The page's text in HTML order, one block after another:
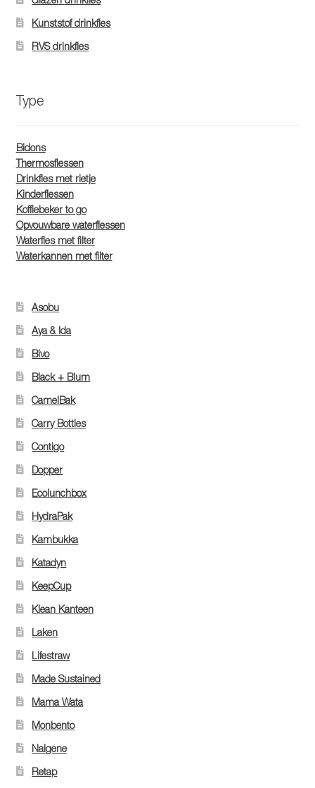
Kunststof drinkfles
RVS drinkfles
Type
Bidons
Thermosflessen
Drinkfles met rietje
Kinderflessen
Koffiebeker to go
Opvouwbare waterflessen
Waterfles met filter
Waterkannen met filter
Asobu
Aya & Ida
Bivo
Black + Blum
CamelBak
Carry Bottles
Contigo
Dopper
Ecolunchbox
HydraPak
Kambukka
Katadyn
KeepCup
Klean Kanteen
Laken
Lifestraw
Made Sustained
Mama Wata
Monbento
Nalgene
Retap